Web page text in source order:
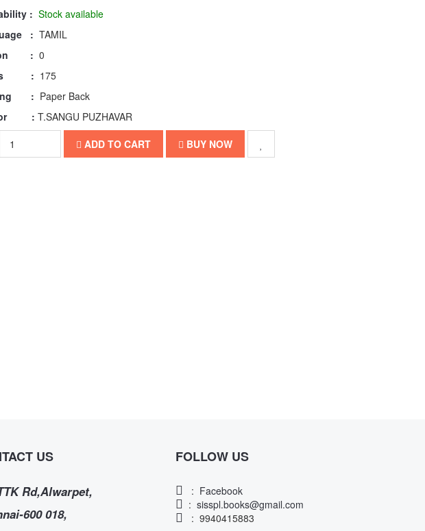
: Stock available
: TAMIL
: 0
: 175
: Paper Back
: T.SANGU PUZHAVAR
ADD TO CART BUY NOW
US
Rd,Alwarpet,
600 018,
FOLLOW US
: Facebook
: sisspl.books@gmail.com
: 9940415883